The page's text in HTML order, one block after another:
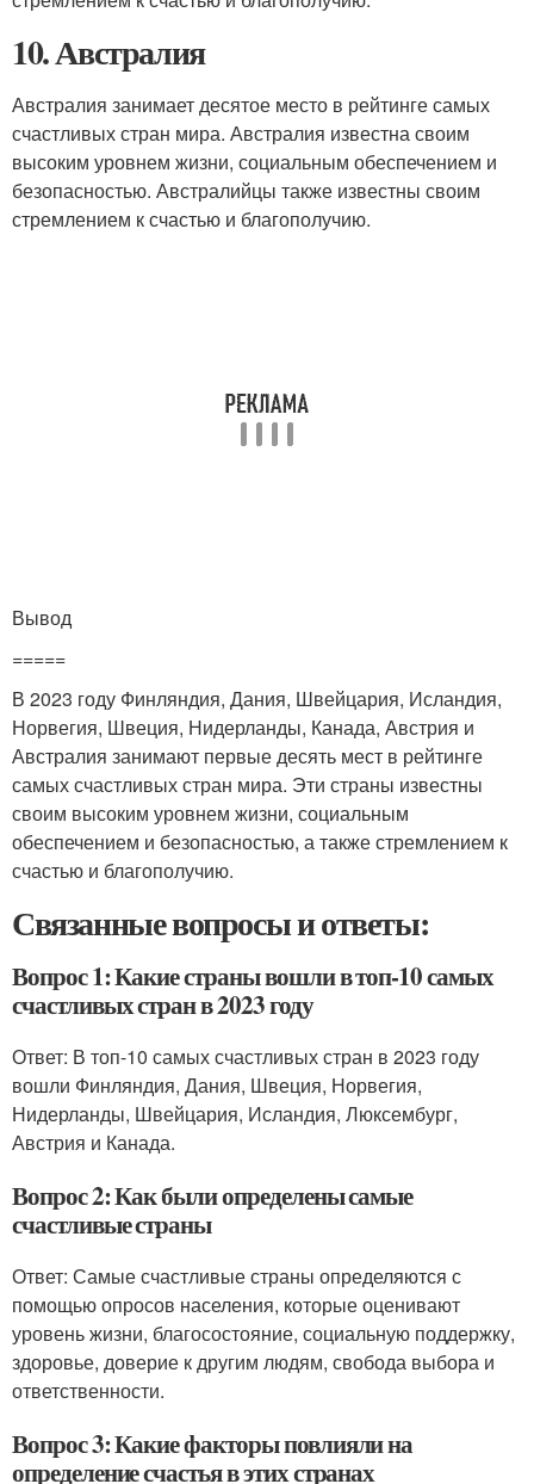
10. Австралия
Австралия занимает десятое место в рейтинге самых
счастливых стран мира. Австралия известна своим
высоким уровнем жизни, социальным обеспечением и
безопасностью. Австралийцы также известны своим
стремлением к счастью и благополучию.
Вывод
=====
В 2023 году Финляндия, Дания, Швейцария, Исландия,
Норвегия, Швеция, Нидерланды, Канада, Австрия и
Австралия занимают первые десять мест в рейтинге
самых счастливых стран мира. Эти страны известны
своим высоким уровнем жизни, социальным
обеспечением и безопасностью, а также стремлением к
счастью и благополучию.
Связанные вопросы и ответы:
Вопрос 1: Какие страны вошли в топ-10 самых
счастливых стран в 2023 году
Ответ: В топ-10 самых счастливых стран в 2023 году
вошли Финляндия, Дания, Швеция, Норвегия,
Нидерланды, Швейцария, Исландия, Люксембург,
Австрия и Канада.
Вопрос 2: Как были определены самые
счастливые страны
Ответ: Самые счастливые страны определяются с
помощью опросов населения, которые оценивают
уровень жизни, благосостояние, социальную поддержку,
здоровье, доверие к другим людям, свобода выбора и
ответственности.
Вопрос 3: Какие факторы повлияли на
определение счастья в этих странах